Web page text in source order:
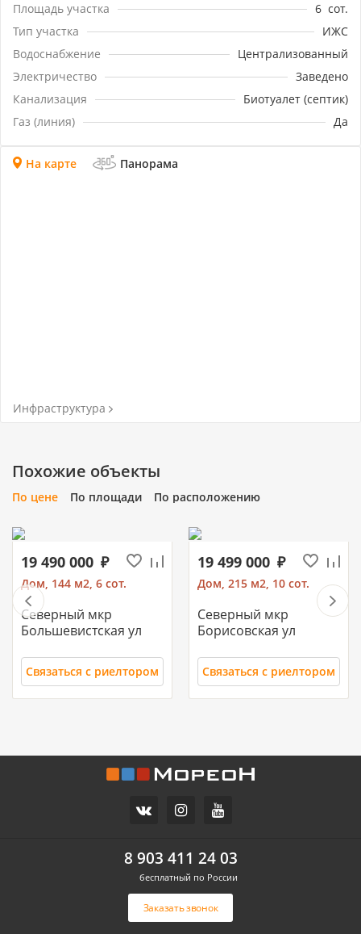
Площадь участка 6 сот.
Тип участка
ИЖС
Водоснабжение
Централизованный
Электричество
Заведено
Канализация
Биотуалет (септик)
Газ (линия)
Да
На карте Панорама
Инфраструктура
Похожие объекты
По цене По площади По расположению
19 490 000
Дом, 144 м2, 6 сот.
Северный мкр
Большевистская ул
Связаться с риелтором
19 499 000
Дом, 215 м2, 10 сот.
Северный мкр
Борисовская ул
Связаться с риелтором
10 500 000
Дом, 71 м2, 3 сот.
Заказать звонок
8 903 411 24 03
бесплатный по России